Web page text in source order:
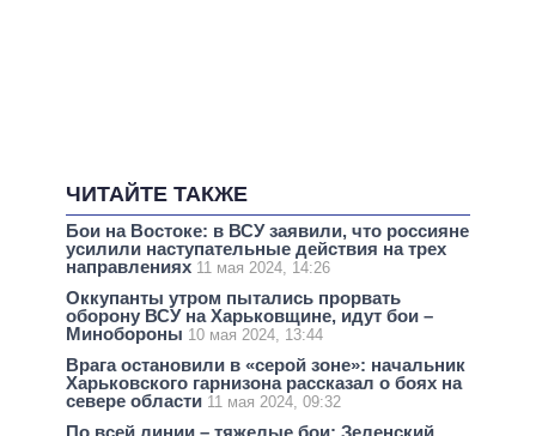
ЧИТАЙТЕ ТАКЖЕ
Бои на Востоке: в ВСУ заявили, что россияне
усилили наступательные действия на трех
направлениях 11 мая 2024, 14:26
Оккупанты утром пытались прорвать
оборону ВСУ на Харьковщине, идут бои –
Минобороны 10 мая 2024, 13:44
Врага остановили в «серой зоне»: начальник
Харьковского гарнизона рассказал о боях на
севере области 11 мая 2024, 09:32